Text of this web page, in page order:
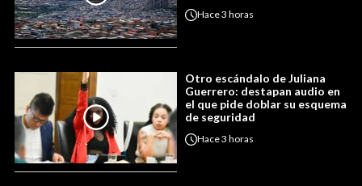
Hace3 horas
Otro escándalo de Juliana
Guerrero: destapan audio en
el que pide doblar su esquema
de seguridad
Hace3 horas